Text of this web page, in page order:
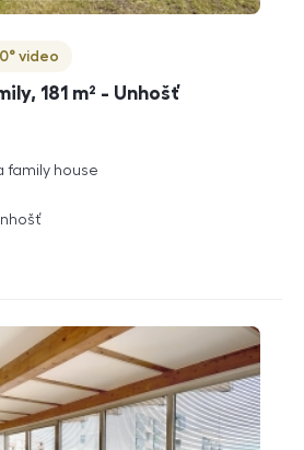
181 m² - Unhošť
video
family house